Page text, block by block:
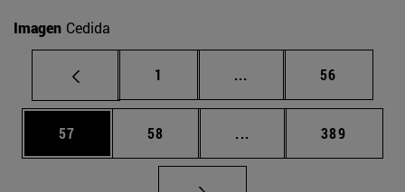
Imagen Cedida
Página
1 ... Páginas intermedias
Página
56
Página
57 Página
58 ... Páginas intermedias
Página
389